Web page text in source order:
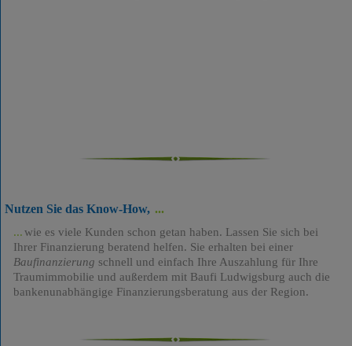
Nutzen Sie das Know-How,
wie es viele Kunden schon getan haben. Lassen Sie sich bei
Ihrer Finanzierung beratend helfen. Sie erhalten bei einer
Baufinanzierung schnell und einfach Ihre Auszahlung für Ihre
Traumimmobilie und außerdem mit Baufi Ludwigsburg auch die
bankenunabhängige Finanzierungsberatung aus der Region.